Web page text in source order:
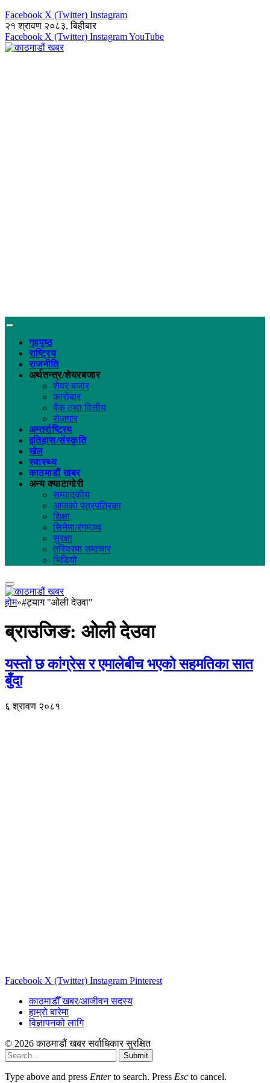
Facebook X (Twitter) Instagram
२१ श्रावण २०८३, बिहीबार
Facebook X (Twitter) InstagramYouTube
गृहपृष्ठ
राष्ट्रिय
राजनीति
अर्थतन्त्र/शेयरबजार
शेयर बजार
कारोबार
बैंक तथा वित्तीय
रोजगार
अन्तर्राष्ट्रिय
इतिहास/संस्कृति
खेल
स्वास्थ्य
काठमाडौं खबर
अन्य क्याटागोरी
सम्पादकीय
आजको पत्रपत्रिका
शिक्षा
सिनेमा/रंगमञ्च
सुरक्षा
तस्विरमा समाचार
भिडियो
होम»#ट्याग "ओली देउवा"
ब्राउजिङ: ओली देउवा
यस्तो छ कांग्रेस र एमालेबीच भएको सहमतिका सात
बुँदा
६ श्रावण २०८१
Facebook X (Twitter) Instagram Pinterest
काठमाडौँ खबर/आजीवन सदस्य
हाम्रो बारेमा
विज्ञापनको लागि
© 2026 काठमाडौं खबर सर्वाधिकार सुरक्षित
Submit
Type above and press Enterto search. Press Esc to cancel.